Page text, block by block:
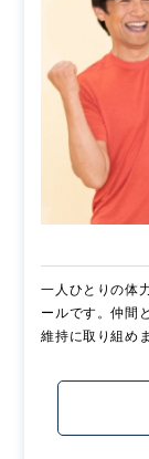
一人ひとりの体
ールです。仲間
維持に取り組めま